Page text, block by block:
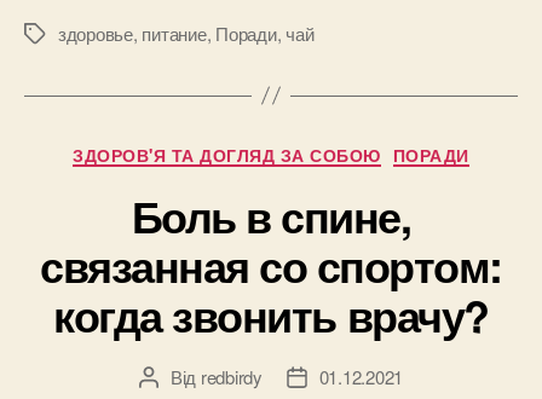
чай
Позначки
здоровье, питание, Поради, чай
Категорії
ЗДОРОВ'Я ТА ДОГЛЯД ЗА СОБОЮ ПОРАДИ
Боль в спине,
связанная со спортом:
когда звонить врачу?
Автор
Від redbirdy
Дата01.12.2021